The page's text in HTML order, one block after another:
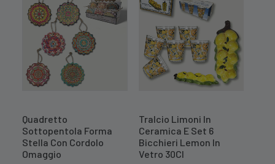
Quadretto
Sottopentola Forma
Stella Con Cordolo
Omaggio
Tralcio Limoni In
Ceramica E Set 6
Bicchieri Lemon In
Vetro 30Cl